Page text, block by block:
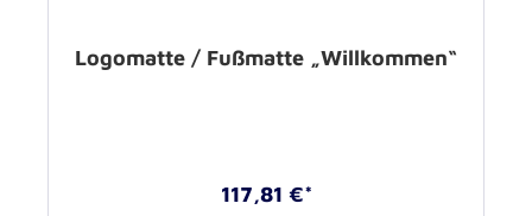
Logomatte / Fußmatte „Willkommen“
117,81 €*